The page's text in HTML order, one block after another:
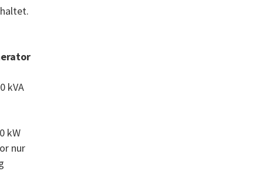
kVA
kW
nur